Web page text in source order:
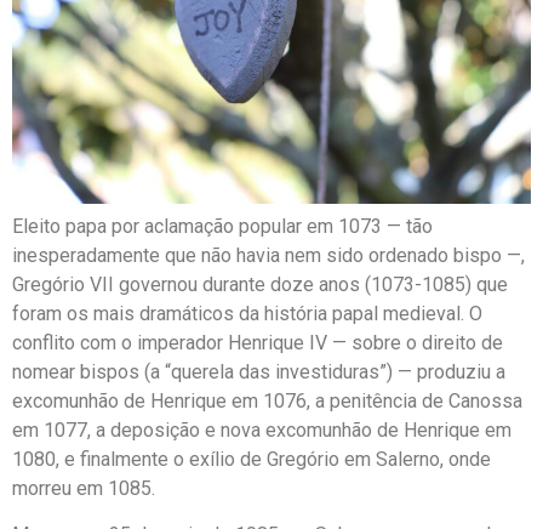
Eleito papa por aclamação popular em 1073 — tão
inesperadamente que não havia nem sido ordenado bispo —,
Gregório VII governou durante doze anos (1073-1085) que
foram os mais dramáticos da história papal medieval. O
conflito com o imperador Henrique IV — sobre o direito de
nomear bispos (a “querela das investiduras”) — produziu a
excomunhão de Henrique em 1076, a penitência de Canossa
em 1077, a deposição e nova excomunhão de Henrique em
1080, e finalmente o exílio de Gregório em Salerno, onde
morreu em 1085.